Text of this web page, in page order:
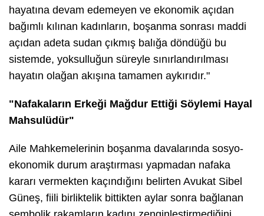
hayatına devam edemeyen ve ekonomik açıdan
bağımlı kılınan kadınların, boşanma sonrası maddi
açıdan adeta sudan çıkmış balığa döndüğü bu
sistemde, yoksulluğun süreyle sınırlandırılması
hayatın olağan akışına tamamen aykırıdır."
​"Nafakaların Erkeği Mağdur Ettiği Söylemi Hayal
Mahsulüdür"
​Aile Mahkemelerinin boşanma davalarında sosyo-
ekonomik durum araştırması yapmadan nafaka
kararı vermekten kaçındığını belirten Avukat Sibel
Güneş, fiili birliktelik bittikten aylar sonra bağlanan